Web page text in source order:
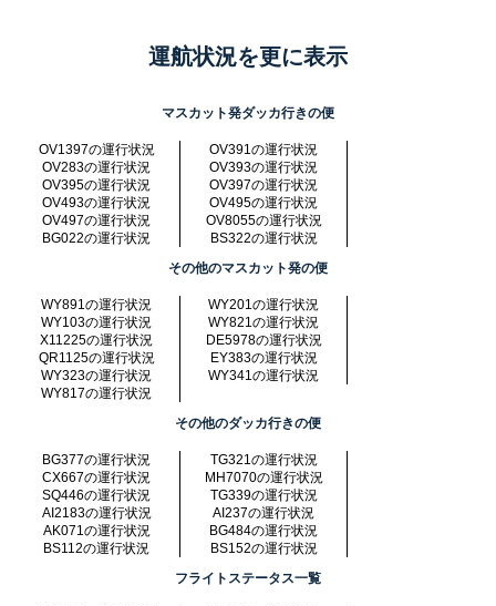
運航状況を更に表示
マスカット発ダッカ行きの便
OV1397の運行状況
OV391の運行状況
OV283の運行状況
OV393の運行状況
OV395の運行状況
OV397の運行状況
OV493の運行状況
OV495の運行状況
OV497の運行状況
OV8055の運行状況
BG022の運行状況
BS322の運行状況
その他のマスカット発の便
WY891の運行状況
WY201の運行状況
WY103の運行状況
WY821の運行状況
X11225の運行状況
DE5978の運行状況
QR1125の運行状況
EY383の運行状況
WY323の運行状況
WY341の運行状況
WY817の運行状況
その他のダッカ行きの便
BG377の運行状況
TG321の運行状況
CX667の運行状況
MH7070の運行状況
SQ446の運行状況
TG339の運行状況
AI2183の運行状況
AI237の運行状況
AK071の運行状況
BG484の運行状況
BS112の運行状況
BS152の運行状況
フライトステータス一覧